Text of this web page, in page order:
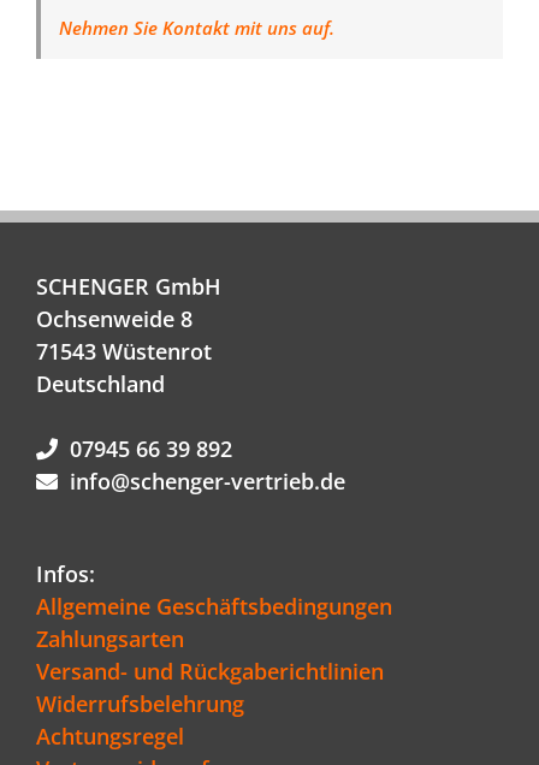
Nehmen Sie Kontakt mit uns auf.
SCHENGER GmbH
Ochsenweide 8
71543 Wüstenrot
Deutschland
07945 66 39 892
info@schenger-vertrieb.de
Infos:
Allgemeine Geschäftsbedingungen
Zahlungsarten
Versand- und Rückgaberichtlinien
Widerrufsbelehrung
Achtungsregel